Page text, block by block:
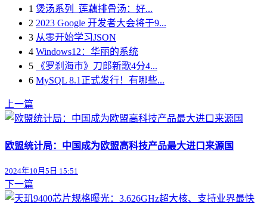
1 煲汤系列_莲藕排骨汤：好...
2 2023 Google 开发者大会将于9...
3 从零开始学习JSON
4 Windows12：华丽的系统
5
《罗刹海市》刀郎新歌4分4...
6 MySQL 8.1正式发行！有哪些...
上一篇
欧盟统计局：中国成为欧盟高科技产品最大进口来源国
2024年10月5日 15:51
下一篇